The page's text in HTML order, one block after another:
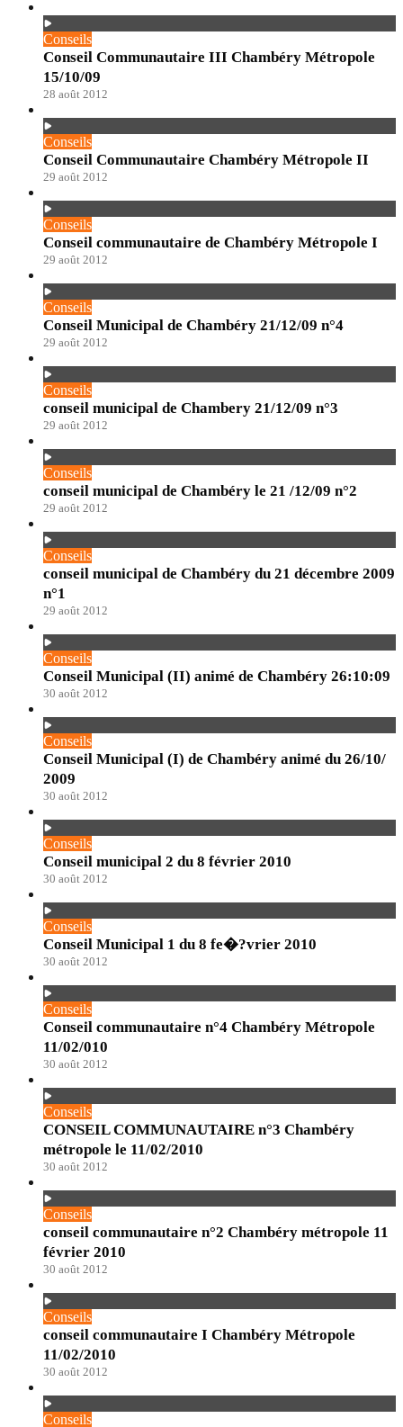
Conseils
Conseil Communautaire III Chambéry Métropole
15/10/09
28 août 2012
Conseils
Conseil Communautaire Chambéry Métropole II
29 août 2012
Conseils
Conseil communautaire de Chambéry Métropole I
29 août 2012
Conseils
Conseil Municipal de Chambéry 21/12/09 n°4
29 août 2012
Conseils
conseil municipal de Chambery 21/12/09 n°3
29 août 2012
Conseils
conseil municipal de Chambéry le 21 /12/09 n°2
29 août 2012
Conseils
conseil municipal de Chambéry du 21 décembre 2009
n°1
29 août 2012
Conseils
Conseil Municipal (II) animé de Chambéry 26:10:09
30 août 2012
Conseils
Conseil Municipal (I) de Chambéry animé du 26/10/
2009
30 août 2012
Conseils
Conseil municipal 2 du 8 février 2010
30 août 2012
Conseils
Conseil Municipal 1 du 8 fe�?vrier 2010
30 août 2012
Conseils
Conseil communautaire n°4 Chambéry Métropole
11/02/010
30 août 2012
Conseils
CONSEIL COMMUNAUTAIRE n°3 Chambéry
métropole le 11/02/2010
30 août 2012
Conseils
conseil communautaire n°2 Chambéry métropole 11
février 2010
30 août 2012
Conseils
conseil communautaire I Chambéry Métropole
11/02/2010
30 août 2012
Conseils